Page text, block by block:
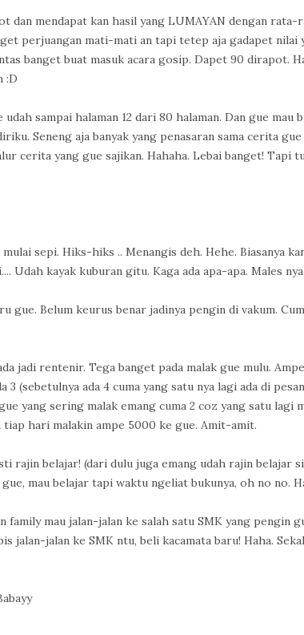
dan mendapat kan hasil yang LUMAYAN dengan rata-
perjuangan mati-mati an tapi tetep aja gadapet nilai
banget buat masuk acara gosip. Dapet 90 dirapot.
:D
sampai halaman 12 dari 80 halaman. Dan gue mau
Seneng aja banyak yang penasaran sama cerita
cerita yang gue sajikan. Hahaha. Lebai banget! Tapi
sepi. Hiks-hiks .. Menangis deh. Hehe. Biasanya
Udah kayak kuburan gitu. Kaga ada apa-apa. Males nya.
gue. Belum keurus benar jadinya pengin di vakum.
jadi rentenir. Tega banget pada malak gue mulu.
3 (sebetulnya ada 4 cuma yang satu nya lagi ada di
yang sering malak emang cuma 2 coz yang satu lagi
tiap hari malakin ampe 5000 ke gue. Amit-amit.
rajin belajar! (dari dulu juga emang udah rajin belajar
mau belajar tapi waktu ngeliat bukunya, oh no no.
family mau jalan-jalan ke salah satu SMK yang pengin
jalan-jalan ke SMK ntu, beli kacamata baru! Haha.